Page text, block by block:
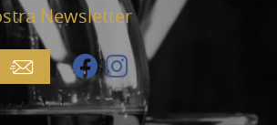
Newsletter